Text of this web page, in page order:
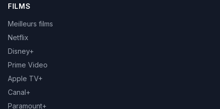
FILMS
Meilleurs films
Netflix
Disney+
Prime Video
Apple TV+
Canal+
Paramount+